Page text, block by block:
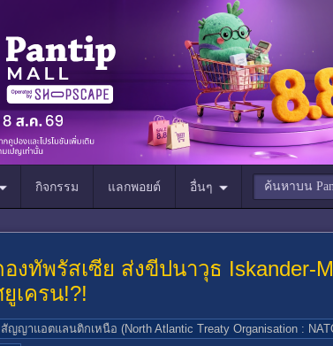
กิจกรรม แลกพอยต์ อื่นๆ
งทัพรัสเซีย ส่งขีปนาวุธ
เครน!?!
ญญาแอตแลนติกเหนือ (North Atlantic Treaty Organisation :